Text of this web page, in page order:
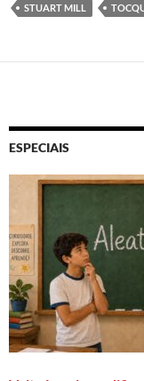
STUART MILL
ESPECIAIS